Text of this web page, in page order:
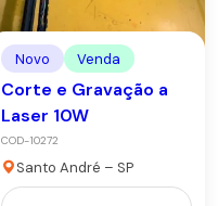
Novo Venda
Corte e Gravação a
Laser 10W
COD-10272
Santo André – SP